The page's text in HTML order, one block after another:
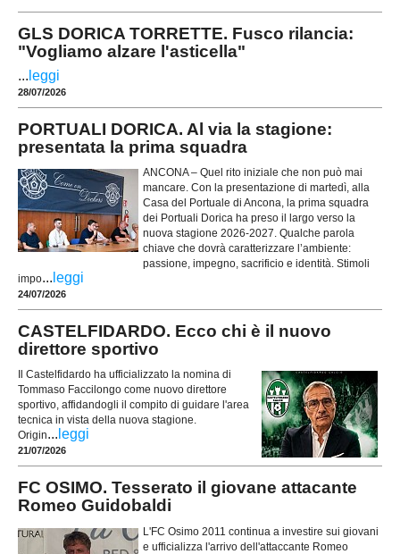
GLS DORICA TORRETTE. Fusco rilancia:
"Vogliamo alzare l'asticella"
... leggi
28/07/2026
PORTUALI DORICA. Al via la stagione:
presentata la prima squadra
ANCONA – Quel rito iniziale che non può mai
mancare. Con la presentazione di martedì, alla
Casa del Portuale di Ancona, la prima squadra
dei Portuali Dorica ha preso il largo verso la
nuova stagione 2026-2027. Qualche parola
chiave che dovrà caratterizzare l’ambiente:
passione, impegno, sacrificio e identità. Stimoli
impo... leggi
24/07/2026
CASTELFIDARDO. Ecco chi è il nuovo
direttore sportivo
Il Castelfidardo ha ufficializzato la nomina di
Tommaso Faccilongo come nuovo direttore
sportivo, affidandogli il compito di guidare l'area
tecnica in vista della nuova stagione.
Origin... leggi
21/07/2026
FC OSIMO. Tesserato il giovane attacante
Romeo Guidobaldi
L'FC Osimo 2011 continua a investire sui giovani
e ufficializza l'arrivo dell'attaccante Romeo